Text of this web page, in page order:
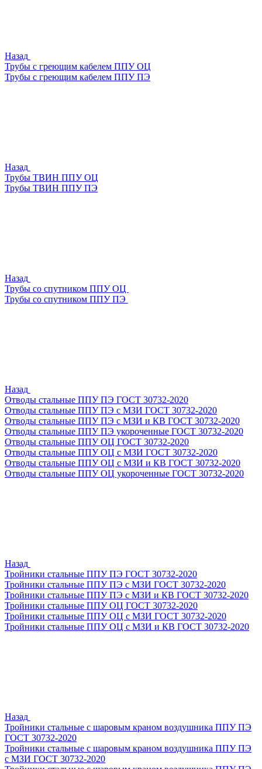
Назад
Трубы с греющим кабелем ППУ ОЦ
Трубы с греющим кабелем ППУ ПЭ
Назад
Трубы ТВИН ППУ ОЦ
Трубы ТВИН ППУ ПЭ
Назад
Трубы со спутником ППУ ОЦ
Трубы со спутником ППУ ПЭ
Назад
Отводы стальные ППУ ПЭ ГОСТ 30732-2020
Отводы стальные ППУ ПЭ с МЗИ ГОСТ 30732-2020
Отводы стальные ППУ ПЭ с МЗИ и КВ ГОСТ 30732-2020
Отводы стальные ППУ ПЭ укороченные ГОСТ 30732-2020
Отводы стальные ППУ ОЦ ГОСТ 30732-2020
Отводы стальные ППУ ОЦ с МЗИ ГОСТ 30732-2020
Отводы стальные ППУ ОЦ с МЗИ и КВ ГОСТ 30732-2020
Отводы стальные ППУ ОЦ укороченные ГОСТ 30732-2020
Назад
Тройники стальные ППУ ПЭ ГОСТ 30732-2020
Тройники стальные ППУ ПЭ с МЗИ ГОСТ 30732-2020
Тройники стальные ППУ ПЭ с МЗИ и КВ ГОСТ 30732-2020
Тройники стальные ППУ ОЦ ГОСТ 30732-2020
Тройники стальные ППУ ОЦ с МЗИ ГОСТ 30732-2020
Тройники стальные ППУ ОЦ с МЗИ и КВ ГОСТ 30732-2020
Назад
Тройники стальные с шаровым краном воздушника ППУ ПЭ
ГОСТ 30732-2020
Тройники стальные с шаровым краном воздушника ППУ ПЭ
с МЗИ ГОСТ 30732-2020